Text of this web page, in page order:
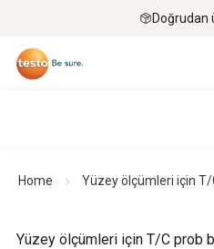
Doğrudan
Home Yüzey ölçümleri için T/
Yüzey ölçümleri için T/C prob